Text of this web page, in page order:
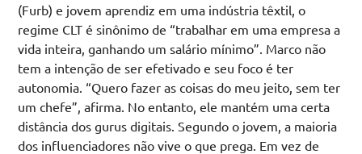
(Furb) e jovem aprendiz em uma indústria têxtil, o
regime CLT é sinônimo de “trabalhar em uma empresa a
vida inteira, ganhando um salário mínimo”. Marco não
tem a intenção de ser efetivado e seu foco é ter
autonomia. “Quero fazer as coisas do meu jeito, sem ter
um chefe”, afirma. No entanto, ele mantém uma certa
distância dos gurus digitais. Segundo o jovem, a maioria
dos influenciadores não vive o que prega. Em vez de